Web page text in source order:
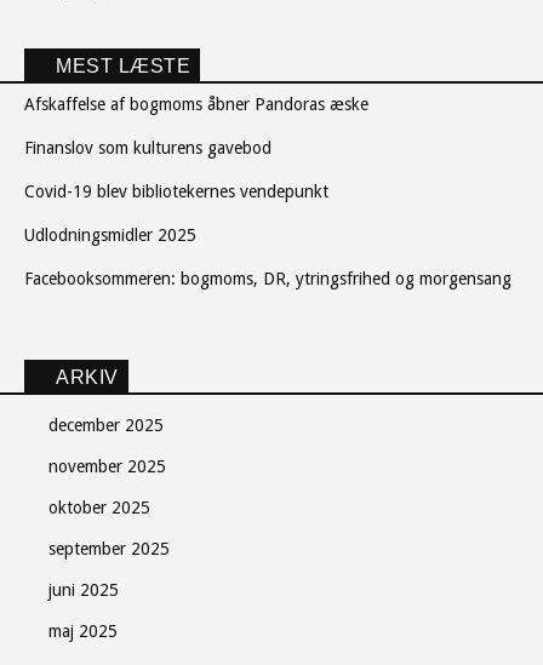
MEST LÆSTE
Afskaffelse af bogmoms åbner Pandoras æske
Finanslov som kulturens gavebod
Covid-19 blev bibliotekernes vendepunkt
Udlodningsmidler 2025
Facebooksommeren: bogmoms, DR, ytringsfrihed og morgensang
ARKIV
december 2025
november 2025
oktober 2025
september 2025
juni 2025
maj 2025